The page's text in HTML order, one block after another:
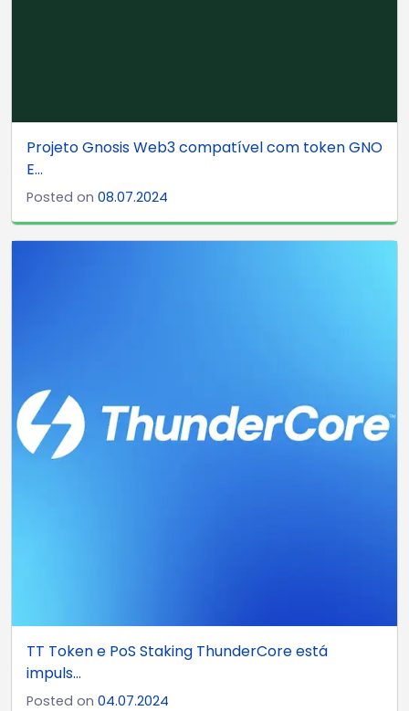
Projeto Gnosis Web3 compatível com token GNO
E...
Posted on 08.07.2024
TT Token e PoS Staking ThunderCore está
impuls...
Posted on 04.07.2024